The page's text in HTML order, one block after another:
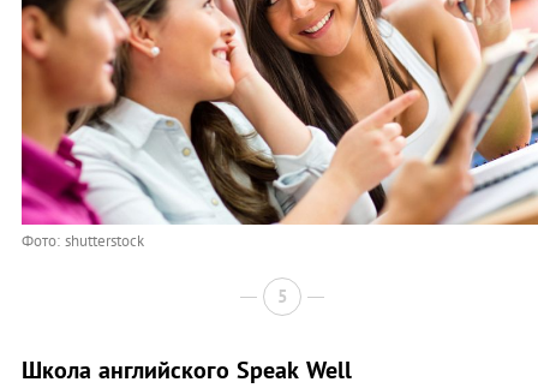
Фото: shutterstock
5
Школа английского Speak Well